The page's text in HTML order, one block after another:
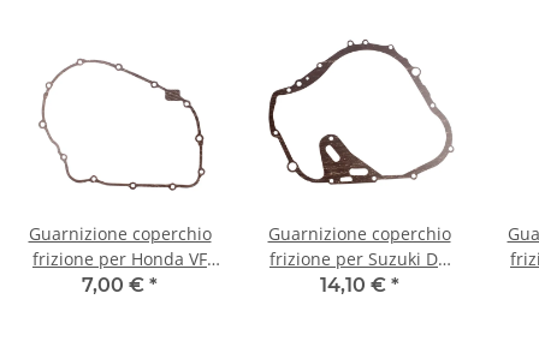
Guarnizione coperchio
frizione per Honda VF
500 Interceptor F F2 #
7,00 € *
Guarnizione coperchio
frizione per Suzuki DR
750 800 Big S # 11482-
14,10 € *